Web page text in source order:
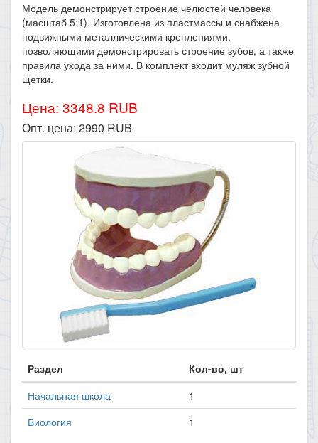
Модель демонстрирует строение челюстей человека
(масштаб 5:1). Изготовлена из пластмассы и снабжена
подвижными металлическими креплениями,
позволяющими демонстрировать строение зубов, а также
правила ухода за ними. В комплект входит муляж зубной
щетки.
Цена: 3348.8 RUB
Опт. цена: 2990 RUB
Раздел
Кол-во, шт
Начальная школа
1
Биология
1